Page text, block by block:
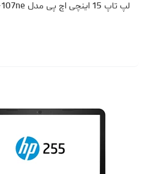
لپ تاپ 15 اینچی اچ پی مدل Pavilion p-107ne